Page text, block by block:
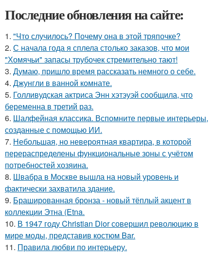
Последние обновления на сайте:
1. "Что случилось? Почему она в этой тряпочке?
2. С начала года я сплела столько заказов, что мои
"Хомячьи" запасы трубочек стремительно тают!
3. Думаю, пришло время рассказать немного о себе.
4. Джунгли в ванной комнате.
5. Голливудская актриса Энн хэтэуэй сообщила, что
беременна в третий раз.
6. Шалфейная классика. Вспомните первые интерьеры,
созданные с помощью ИИ.
7. Небольшая, но невероятная квартира, в которой
перераспределены функциональные зоны с учётом
потребностей хозяина.
8. Швабра в Москве вышла на новый уровень и
фактически захватила здание.
9. Брашированная бронза - новый тёплый акцент в
коллекции Этна (Etna.
10. В 1947 году Christian Dior совершил революцию в
мире моды, представив костюм Bar.
11. Правила любви по интеpьеpу.